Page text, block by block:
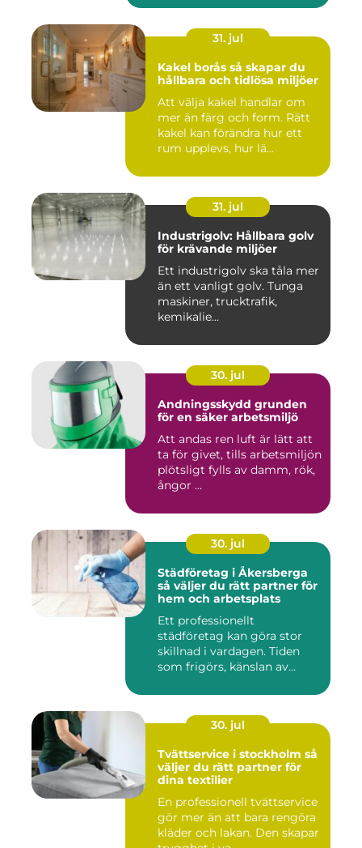
31. jul
Kakel borås så skapar du
hållbara och tidlösa miljöer
Att välja kakel handlar om
mer än färg och form. Rätt
kakel kan förändra hur ett
rum upplevs, hur lä...
31. jul
Industrigolv: Hållbara golv
för krävande miljöer
Ett industrigolv ska tåla mer
än ett vanligt golv. Tunga
maskiner, trucktrafik,
kemikalie...
30. jul
Andningsskydd grunden
för en säker arbetsmiljö
Att andas ren luft är lätt att
ta för givet, tills arbetsmiljön
plötsligt fylls av damm, rök,
ångor ...
30. jul
Städföretag i Åkersberga
så väljer du rätt partner för
hem och arbetsplats
Ett professionellt
städföretag kan göra stor
skillnad i vardagen. Tiden
som frigörs, känslan av
30. jul
Tvättservice i stockholm så
väljer du rätt partner för
dina textilier
En professionell tvättservice
gör mer än att bara rengöra
kläder och lakan. Den skapar